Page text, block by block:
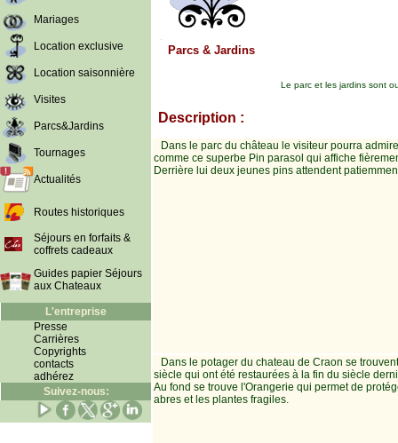
Mariages
Location exclusive
Location saisonnière
Visites
Parcs&Jardins
Tournages
Actualités
Routes historiques
Séjours en forfaits &
coffrets cadeaux
Guides papier Séjours
aux Chateaux
L'entreprise
Presse
Carrières
Copyrights
contacts
adhérez
Suivez-nous:
Parcs & Jardins
Le parc et les jardins sont
Description :
Dans le parc du château le visiteur pourra
comme ce superbe Pin parasol qui affiche
Derrière lui deux jeunes pins attendent
Dans le potager du chateau de Craon se
siècle qui ont été restaurées à la fin du siècle
Au fond se trouve l'Orangerie qui permet de
abres et les plantes fragiles.